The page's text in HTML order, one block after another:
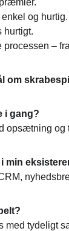
og hurtig.
hurtigt.
–
om
i gang?
opsætning og
min
med tydeligt